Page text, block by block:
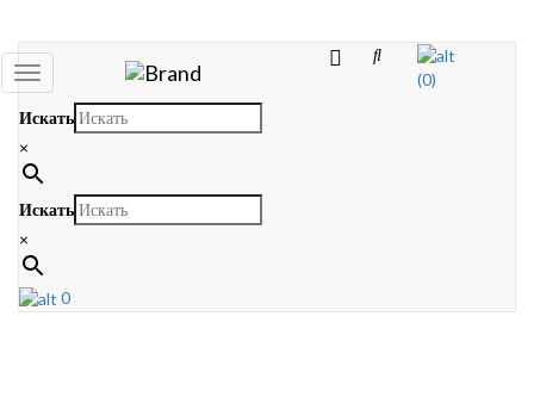
Toggle
navigation
(0)
Искать
×
Искать
×
0